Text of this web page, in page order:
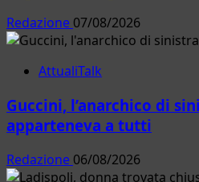
Redazione 07/08/2026
AttualiTalk
Guccini, l’anarchico di
apparteneva a tutti
Redazione 06/08/2026